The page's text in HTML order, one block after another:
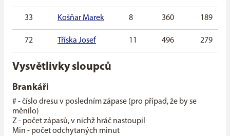
33 Košňar Marek 8 360 189
72 Tříska Josef 11 496 279
Vysvětlivky sloupců
Brankáři
# - číslo dresu v posledním zápase (pro případ, že by se
měnilo)
Z - počet zápasů, v nichž hráč nastoupil
Min - počet odchytaných minut